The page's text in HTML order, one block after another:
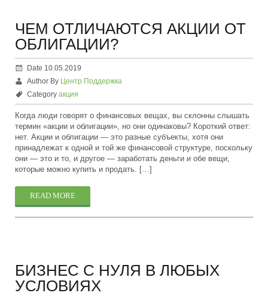
ЧЕМ ОТЛИЧАЮТСЯ АКЦИИ ОТ
ОБЛИГАЦИИ?
Date 10.05.2019
Author By Центр Поддержка
Category акция
Когда люди говорят о финансовых вещах, вы склонны слышать
термин «акции и облигации», но они одинаковы? Короткий ответ:
нет. Акции и облигации — это разные субъекты, хотя они
принадлежат к одной и той же финансовой структуре, поскольку
они — это и то, и другое — заработать деньги и обе вещи,
которые можно купить и продать. […]
READ MORE
БИЗНЕС С НУЛЯ В ЛЮБЫХ
УСЛОВИЯХ